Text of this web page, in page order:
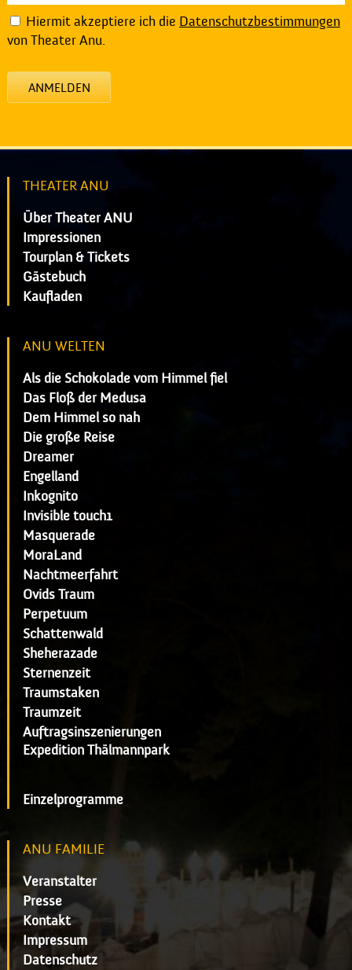
Hiermit akzeptiere ich die Datenschutzbestimmungen
von Theater Anu.
ANMELDEN
THEATER ANU
Über Theater ANU
Impressionen
Tourplan & Tickets
Gästebuch
Kaufladen
ANU WELTEN
Als die Schokolade vom Himmel fiel
Das Floß der Medusa
Dem Himmel so nah
Die große Reise
Dreamer
Engelland
Inkognito
Invisible touch1
Masquerade
MoraLand
Nachtmeerfahrt
Ovids Traum
Perpetuum
Schattenwald
Sheherazade
Sternenzeit
Traumstaken
Traumzeit
Auftragsinszenierungen
Expedition Thälmannpark
Einzelprogramme
ANU FAMILIE
Veranstalter
Presse
Kontakt
Impressum
Datenschutz